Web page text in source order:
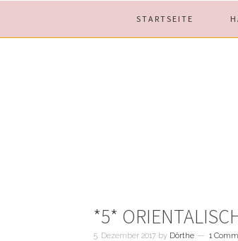
STARTSEITE
*5*
5. Dezember 2017 by Dörthe 1